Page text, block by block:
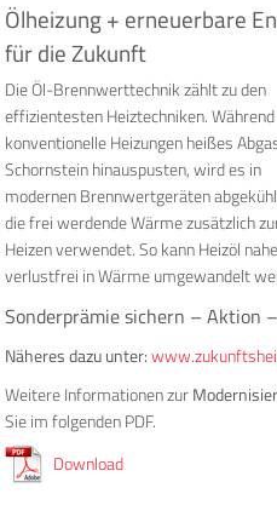
Ölheizung + erneuerbare
für die Zukunft
Die Öl-Brennwerttechnik zählt zu den
effizientesten Heiztechniken. Während
konventionelle Heizungen heißes
Schornstein hinauspusten, wird es in
modernen Brennwertgeräten
die frei werdende Wärme zusätzlich
Heizen verwendet. So kann Heizöl
verlustfrei in Wärme umgewandelt
Sonderprämie sichern – Aktion
Näheres dazu unter:
Weitere Informationen zur
Sie im folgenden PDF.
Download